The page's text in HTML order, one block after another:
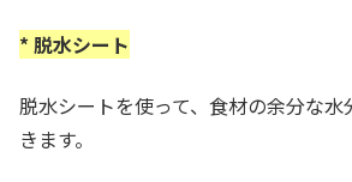
* 脱水シート
脱水シートを使って、食材の余分な
きます。